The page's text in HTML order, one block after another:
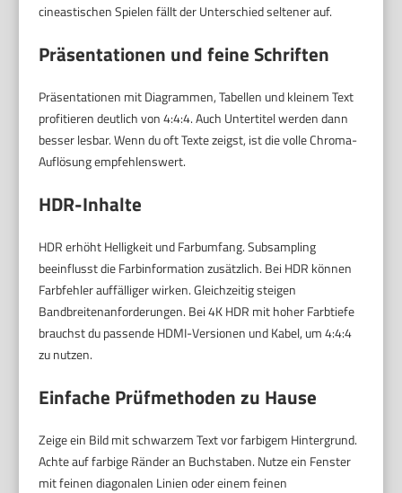
cineastischen Spielen fällt der Unterschied seltener auf.
Präsentationen und feine Schriften
Präsentationen mit Diagrammen, Tabellen und kleinem Text
profitieren deutlich von 4:4:4. Auch Untertitel werden dann
besser lesbar. Wenn du oft Texte zeigst, ist die volle Chroma-
Auflösung empfehlenswert.
HDR-Inhalte
HDR erhöht Helligkeit und Farbumfang. Subsampling
beeinflusst die Farbinformation zusätzlich. Bei HDR können
Farbfehler auffälliger wirken. Gleichzeitig steigen
Bandbreitenanforderungen. Bei 4K HDR mit hoher Farbtiefe
brauchst du passende HDMI-Versionen und Kabel, um 4:4:4
zu nutzen.
Einfache Prüfmethoden zu Hause
Zeige ein Bild mit schwarzem Text vor farbigem Hintergrund.
Achte auf farbige Ränder an Buchstaben. Nutze ein Fenster
mit feinen diagonalen Linien oder einem feinen